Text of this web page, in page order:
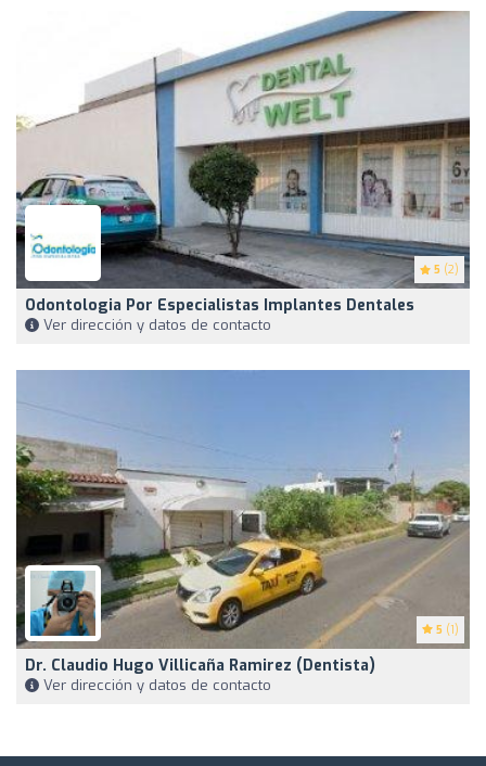
5 (2)
Odontologia Por Especialistas Implantes Dentales
Ver dirección y datos de contacto
5 (1)
Dr. Claudio Hugo Villicaña Ramirez (Dentista)
Ver dirección y datos de contacto